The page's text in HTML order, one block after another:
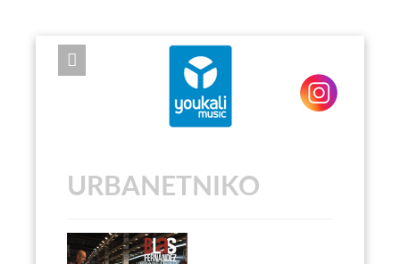
EXPOSE FRAMEWORK FOR JOOMLA 2.5 AND 3.0+
URBANETNIKO